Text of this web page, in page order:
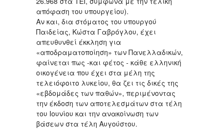
απόφαση του υπουργείου).
Αν και, δια στόματος του υπουργού
Παιδείας, Κώστα Γαβρόγλου, έχει
απευθυνθεί έκκληση για
«αποδραματοποίηση» των Πανελλαδικών,
φαίνεται πως -και φέτος - κάθε ελληνική
οικογένεια που έχει στα μέλη της
τελειόφοιτο λυκείου, θα ζει τις δικές της
«εβδομάδες των παθών», περιμένοντας
την έκδοση των αποτελεσμάτων στα τέλη
του Ιουνίου και την ανακοίνωση των
βάσεων στα τέλη Αυγούστου.